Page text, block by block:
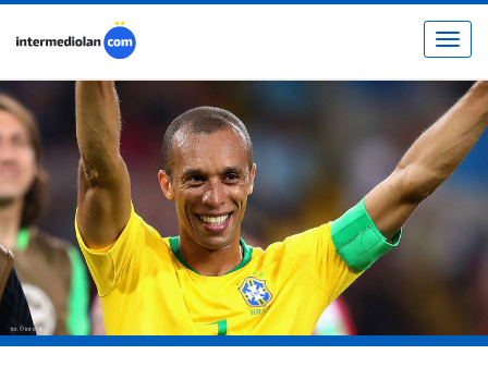
Toggle
fot. © inter.it